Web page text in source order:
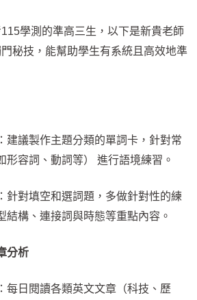
學測的準高三生，以下是新貴老師
秘技，能幫助學生有系統且高效地準
建議製作主題分類的單詞卡，針對常
形容詞、動詞等） 進行語境練習。
針對填空和選詞題，多做針對性的練
結構、連接詞與時態等重點內容。
分析
每日閱讀各類英文文章（科技、歷